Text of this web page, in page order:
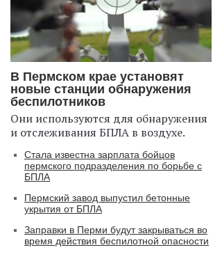
В Пермском крае установят
новые станции обнаружения
беспилотников
Они используются для обнаружения
и отслеживания БПЛА в воздухе.
Стала известна зарплата бойцов
пермского подразделения по борьбе с
БПЛА
Пермский завод выпустил бетонные
укрытия от БПЛА
Заправки в Перми будут закрываться во
время действия беспилотной опасности